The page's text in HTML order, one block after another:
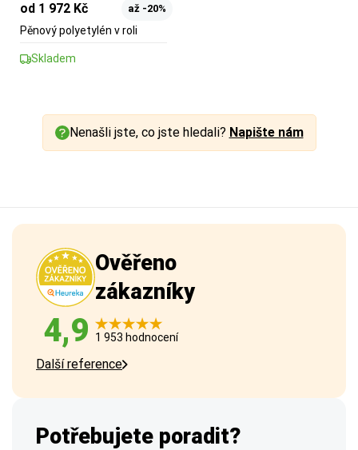
od 1 972 Kč až -20%
Pěnový polyetylén v roli
Skladem
Nenašli jste, co jste hledali? Napište nám
Ověřeno
zákazníky
4,9 1 953 hodnocení
Další reference
Potřebujete poradit?